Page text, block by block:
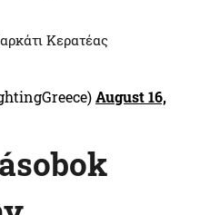
Κερατέας
August 16,